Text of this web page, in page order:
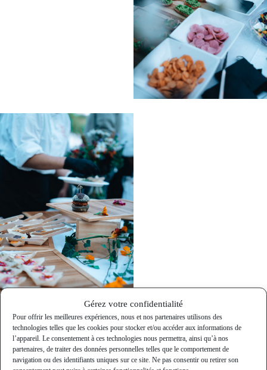
Gérez votre confidentialité
Pour offrir les meilleures expériences, nous et nos partenaires utilisons des
technologies telles que les cookies pour stocker et/ou accéder aux informations de
l’appareil. Le consentement à ces technologies nous permettra, ainsi qu’à nos
partenaires, de traiter des données personnelles telles que le comportement de
navigation ou des identifiants uniques sur ce site. Ne pas consentir ou retirer son